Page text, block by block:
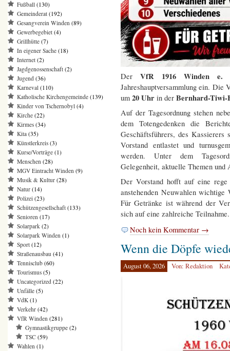
DerVfR 1916 Winden
Jahreshauptversammlung ein. Die
um 20 Uhr in der Bernhard-Tiwi-
Auf der Tagesordnung stehen
dem Totengedenken die
Geschäftsführers, des
Vorstand entlastet und
werden. Unter dem
Gelegenheit, aktuelle Themen und
Der Vorstand hofft auf eine
anstehenden Neuwahlen
Für Getränke ist während der
sich auf eine zahlreiche Teilnahme.
Noch kein Kommentar →
Wenn die Döpfe
August 06, 2026 Von: Redaktion
Fußball (130)
Gemeinderat (192)
Gesangverein Winden (89)
Gewerbegebiet (4)
Grillhütte (7)
In eigener Sache (18)
Internet (2)
Jagdgenossenschaft (2)
Jugend (36)
Karneval (110)
Katholische Kirchengemeinde (139)
Kinder von Tschernobyl (4)
Kirche (22)
Kirmes (34)
Kita (35)
Künstlerkreis (3)
Kurse/Vorträge (1)
Menschen (28)
MGV Eintracht Winden (9)
Musik & Kultur (28)
Natur (14)
Polizei (23)
Schützengesellschaft (133)
Senioren (17)
Solarpark (2)
Solarpark Winden (1)
Sport (12)
Straßenausbau (41)
Tennisclub (60)
Tourismus (5)
Uncategorized (22)
Unfälle (5)
VdK (1)
Verkehr (42)
VfR Winden (281)
Gymnastikgruppe (2)
TSC (59)
Wahlen (1)